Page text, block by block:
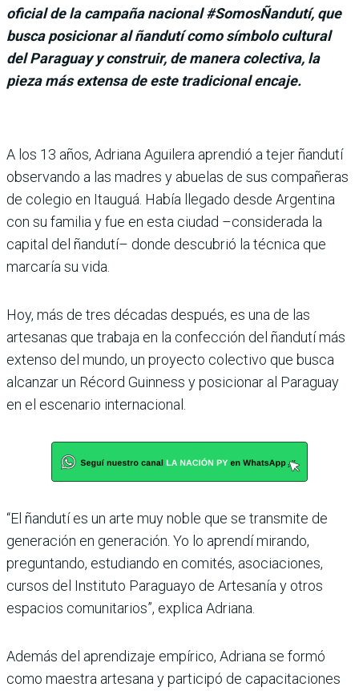
oficial de la campaña nacional #SomosÑandutí, que
busca posicionar al ñandutí como símbolo cultural
del Paraguay y construir, de manera colectiva, la
pieza más extensa de este tradicional encaje.
A los 13 años, Adriana Aguilera aprendió a tejer ñandutí
observando a las madres y abuelas de sus compañeras
de colegio en Itauguá. Había llegado desde Argentina
con su familia y fue en esta ciudad –considerada la
capital del ñandutí– donde descubrió la técnica que
marcaría su vida.
Hoy, más de tres décadas después, es una de las
artesanas que trabaja en la confección del ñandutí más
extenso del mundo, un proyecto colectivo que busca
alcanzar un Récord Guinness y posicionar al Paraguay
en el escenario internacional.
“El ñandutí es un arte muy noble que se transmite de
generación en generación. Yo lo aprendí mirando,
preguntando, estudiando en comités, asociaciones,
cursos del Instituto Paraguayo de Artesanía y otros
espacios comunitarios”, explica Adriana.
Además del aprendizaje empírico, Adriana se formó
como maestra artesana y participó de capacitaciones